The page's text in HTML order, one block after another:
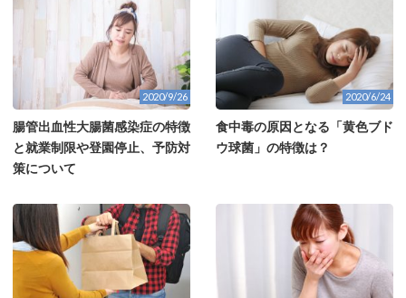
2020/9/26
腸管出血性大腸菌感染症の特徴
と就業制限や登園停止、予防対
策について
2020/6/24
食中毒の原因となる「黄色ブド
ウ球菌」の特徴は？